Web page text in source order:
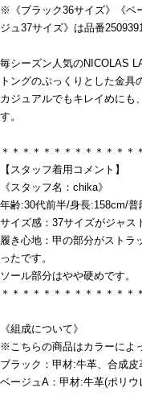
※《ブラック36サイズ》《ベ
ジュ37サイズ》は品番
毎シーズン人気のNICOLAS
トングのぷっくりとした金具
カジュアルでもキレイめにも
す。
＊＊＊＊＊＊＊＊＊＊＊＊＊
【スタッフ着用コメント】
《スタッフ名：chika》
年齢:30代前半/身長:158cm/
サイズ感：37サイズがジャス
履き心地：甲の部分がストラ
ったです。
ソール部分はやや硬めです。
＊＊＊＊＊＊＊＊＊＊＊＊＊
《組成について》
※こちらの商品はカラーによ
ブラック：甲材:牛革、合成
ベージュA：甲材:牛革(ポリ